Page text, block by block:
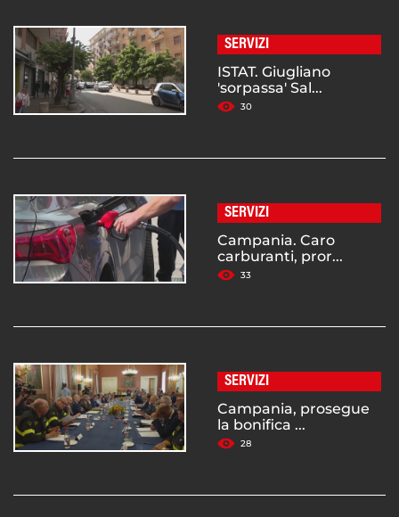
SERVIZI
ISTAT. Giugliano
'sorpassa' Sal...
30
SERVIZI
Campania. Caro
carburanti, pror...
33
SERVIZI
Campania, prosegue
la bonifica ...
28